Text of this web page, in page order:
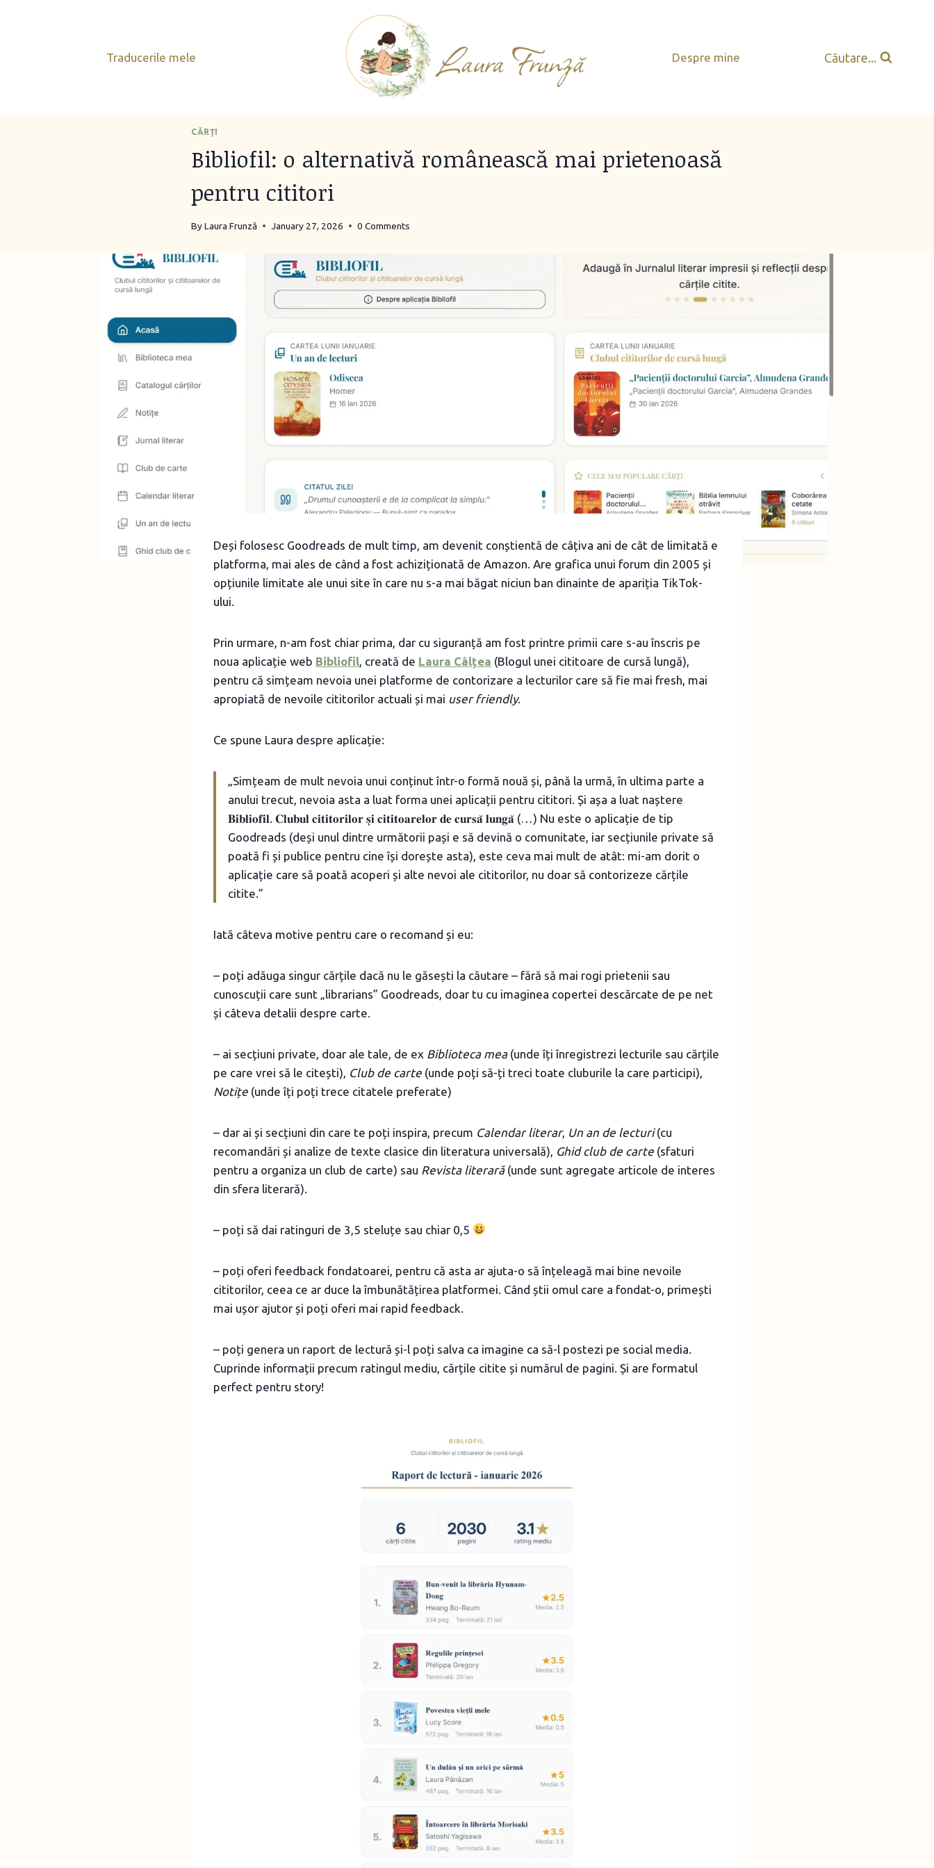
Traducerile mele
Despre mine Căutare...
CĂRŢI
Bibliofil: o alternativă românească mai prietenoasă
pentru cititori
ByLaura Frunză January 27, 2026 0 Comments
Deși folosesc Goodreads de mult timp, am devenit conștientă de câțiva ani de cât de limitată e
platforma, mai ales de când a fost achiziționată de Amazon. Are grafica unui forum din 2005 și
opțiunile limitate ale unui site în care nu s-a mai băgat niciun ban dinainte de apariția TikTok-
ului.
Prin urmare, n-am fost chiar prima, dar cu siguranță am fost printre primii care s-au înscris pe
noua aplicație web Bibliofil , creată de Laura Câlțea (Blogul unei cititoare de cursă lungă),
pentru că simțeam nevoia unei platforme de contorizare a lecturilor care să fie mai fresh, mai
apropiată de nevoile cititorilor actuali și mai user friendly.
Ce spune Laura despre aplicație:
„Simțeam de mult nevoia unui conținut într-o formă nouă și, până la urmă, în ultima parte a
anului trecut, nevoia asta a luat forma unei aplicații pentru cititori. Și așa a luat naștere
𝐁𝐢𝐛𝐥𝐢𝐨𝐟𝐢𝐥. 𝐂𝐥𝐮𝐛𝐮𝐥 𝐜𝐢𝐭𝐢𝐭𝐨𝐫𝐢𝐥𝐨𝐫 𝐬̦𝐢 𝐜𝐢𝐭𝐢𝐭𝐨𝐚𝐫𝐞𝐥𝐨𝐫 𝐝𝐞 𝐜𝐮𝐫𝐬𝐚̆ 𝐥𝐮𝐧𝐠𝐚̆ (…) Nu este o aplicație de tip
Goodreads (deși unul dintre următorii pași e să devină o comunitate, iar secțiunile private să
poată fi și publice pentru cine își dorește asta), este ceva mai mult de atât: mi-am dorit o
aplicație care să poată acoperi și alte nevoi ale cititorilor, nu doar să contorizeze cărțile
citite.”
Iată câteva motive pentru care o recomand și eu:
– poți adăuga singur cărțile dacă nu le găsești la căutare – fără să mai rogi prietenii sau
cunoscuții care sunt „librarians” Goodreads, doar tu cu imaginea copertei descărcate de pe net
și câteva detalii despre carte.
– ai secțiuni private, doar ale tale, de ex Biblioteca mea(unde îți înregistrezi lecturile sau cărțile
pe care vrei să le citești), Club de carte (unde poți să-ți treci toate cluburile la care participi),
Notițe (unde îți poți trece citatele preferate)
– dar ai și secțiuni din care te poți inspira, precum Calendar literar, Un an de lecturi(cu
recomandări și analize de texte clasice din literatura universală), Ghid club de carte (sfaturi
pentru a organiza un club de carte) sau Revista literară(unde sunt agregate articole de interes
din sfera literară).
– poți să dai ratinguri de 3,5 steluțe sau chiar 0,5
– poți oferi feedback fondatoarei, pentru că asta ar ajuta-o să înțeleagă mai bine nevoile
cititorilor, ceea ce ar duce la îmbunătățirea platformei. Când știi omul care a fondat-o, primești
mai ușor ajutor și poți oferi mai rapid feedback.
– poți genera un raport de lectură și-l poți salva ca imagine ca să-l postezi pe social media.
Cuprinde informații precum ratingul mediu, cărțile citite și numărul de pagini. Și are formatul
perfect pentru story!